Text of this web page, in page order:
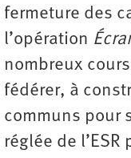
fermeture des
l’opération
nombreux
fédérer, à
communs pour
réglée de